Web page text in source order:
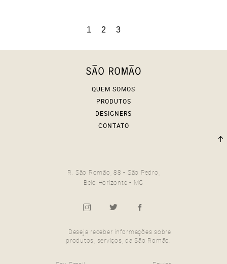
1 2 3
QUEM SOMOS
PRODUTOS
DESIGNERS
CONTATO
R. São Romão, 88 - São Pedro,
Belo Horizonte - MG
Deseja receber informações sobre
produtos, serviços, da São Romão.